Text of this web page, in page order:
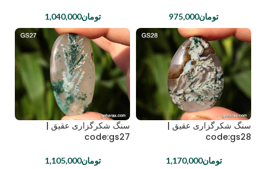
تومان975,000 تومان1,040,000
سنگ شکرگزاری عقیق |
code:gs28
تومان1,170,000
سنگ شکرگزاری عقیق |
code:gs27
تومان1,105,000